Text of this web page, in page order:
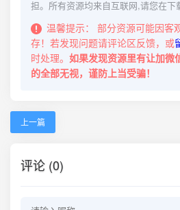
担。所有资源均来自互联网,请您在下
温馨提示：
部分资源可能因客
存！若发现问题请评论区反馈，或
时处理。 如果发现资源里有让加微
的全部无视，谨防上当受骗！
上一篇
评论 (0)